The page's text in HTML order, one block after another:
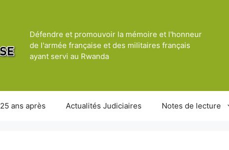
Défendre et promouvoir la mémoire et l'honneur
de l'armée française et des militaires français
ayant servi au Rwanda
25 ans après Actualités Judiciaires Notes de lecture